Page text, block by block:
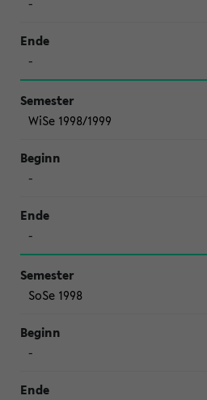
-
WiSe 1998/1999
-
-
SoSe 1998
-